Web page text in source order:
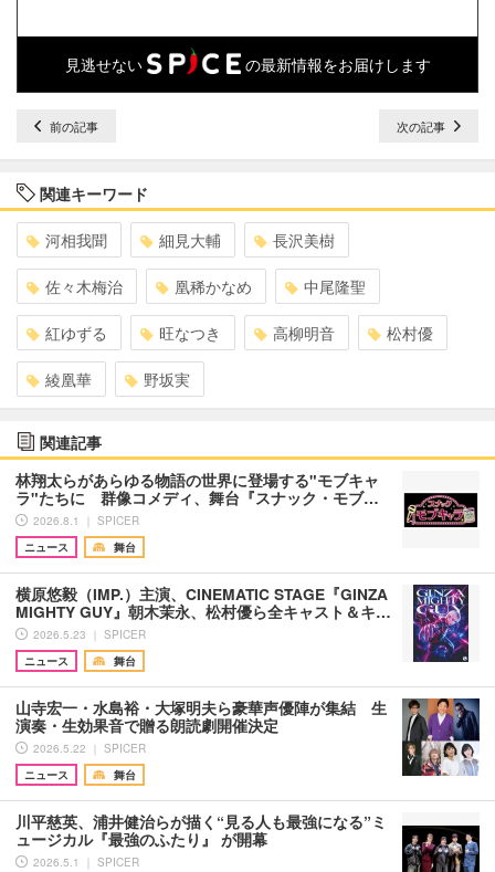
見逃せない の最新情報をお届けします
前の記事 次の記事
関連キーワード
河相我聞 細見大輔 長沢美樹
佐々木梅治 凰稀かなめ 中尾隆聖
紅ゆずる 旺なつき 高柳明音 松村優
綾凰華 野坂実
関連記事
林翔太らがあらゆる物語の世界に登場する"モブキャ
ラ"たちに 群像コメディ、舞台『スナック・モブ…
2026.8.1 ｜ SPICER
ニュース
舞台
横原悠毅（IMP.）主演、CINEMATIC STAGE『GINZA
MIGHTY GUY』朝木茉永、松村優ら全キャスト＆キ…
2026.5.23 ｜ SPICER
ニュース
舞台
山寺宏一・水島裕・大塚明夫ら豪華声優陣が集結 生
演奏・生効果音で贈る朗読劇開催決定
2026.5.22 ｜ SPICER
ニュース
舞台
川平慈英、浦井健治らが描く“見る人も最強になる”ミ
ュージカル『最強のふたり』 が開幕
2026.5.1 ｜ SPICER